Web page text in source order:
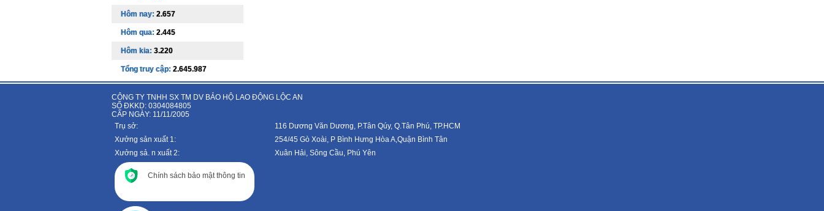
Hôm nay: 2.657
Hôm qua: 2.445
Hôm kia: 3.220
Tổng truy cập: 2.645.987
CÔNG TY TNHH SX TM DV BẢO HỘ LAO ĐỘNG LỘC AN
SỐ ĐKKD: 0304084805
CẤP NGÀY: 11/11/2005
Trụ sở:
116 Dương Văn Dương, P.Tân Qúy, Q.Tân Phú, TP.HCM
Xưởng sản xuất 1:
254/45 Gò Xoài, P Bình Hưng Hòa A,Quận Bình Tân
Xưởng sả. n xuất 2:
Xuân Hải, Sông Cầu, Phú Yên
Chính sách bảo mật thông tin